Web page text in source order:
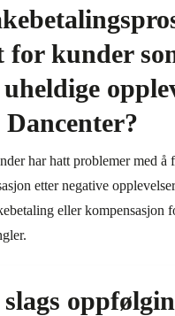
kunder
Dancenter?
har hatt problemer med å
etter negative
eller kompensasjon